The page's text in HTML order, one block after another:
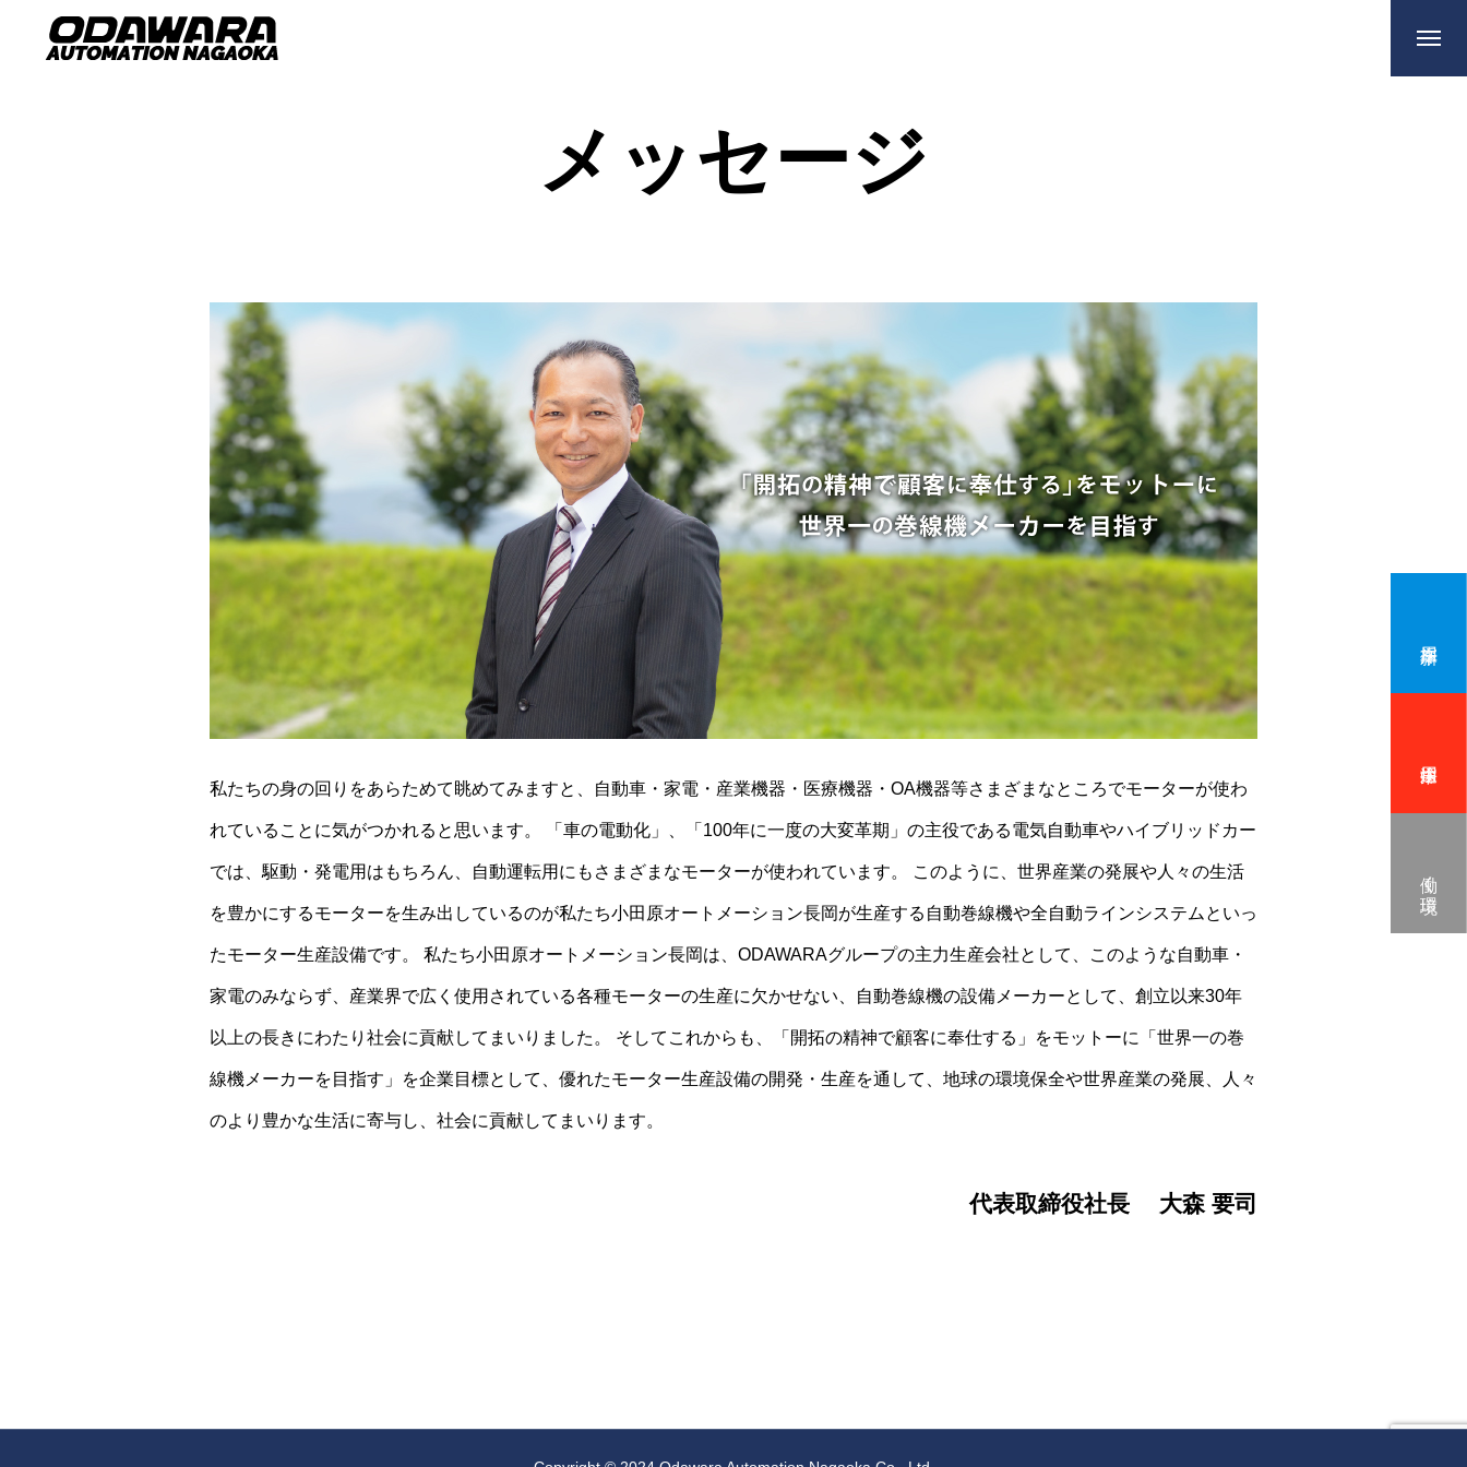
事業内容
経営理念
メッセージ
採用情報
働く環境
先輩社員
アクセス
働く環境
メッセージ
私たちの身の回りをあらためて眺めてみますと、自動車・家電・産業機器・医療機器・OA機器等さまざまなところでモーターが使わ
れていることに気がつかれると思います。 「車の電動化」、「100年に一度の大変革期」の主役である電気自動車やハイブリッドカー
では、駆動・発電用はもちろん、自動運転用にもさまざまなモーターが使われています。 このように、世界産業の発展や人々の生活
を豊かにするモーターを生み出しているのが私たち小田原オートメーション長岡が生産する自動巻線機や全自動ラインシステムといっ
たモーター生産設備です。 私たち小田原オートメーション長岡は、ODAWARAグループの主力生産会社として、このような自動車・
家電のみならず、産業界で広く使用されている各種モーターの生産に欠かせない、自動巻線機の設備メーカーとして、創立以来30年
以上の長きにわたり社会に貢献してまいりました。 そしてこれからも、「開拓の精神で顧客に奉仕する」をモットーに「世界一の巻
線機メーカーを目指す」を企業目標として、優れたモーター生産設備の開発・生産を通して、地球の環境保全や世界産業の発展、人々
のより豊かな生活に寄与し、社会に貢献してまいります。
代表取締役社長 大森 要司